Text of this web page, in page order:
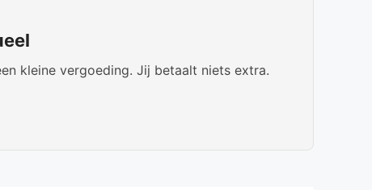
kleine vergoeding. Jij betaalt niets extra.